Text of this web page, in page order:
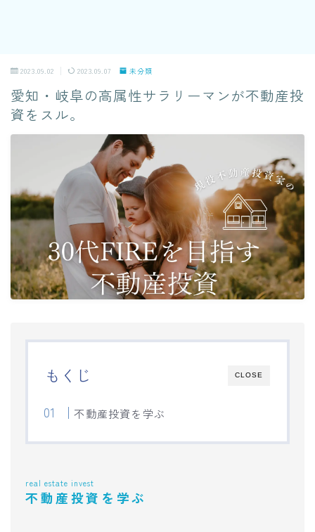
2023.09.02 2023.09.07 未分類
愛知・岐阜の高属性サラリーマンが不動産投
資をスル。
CLOSE
もくじ
不動産投資を学ぶ
real estate invest
不動産投資を学ぶ